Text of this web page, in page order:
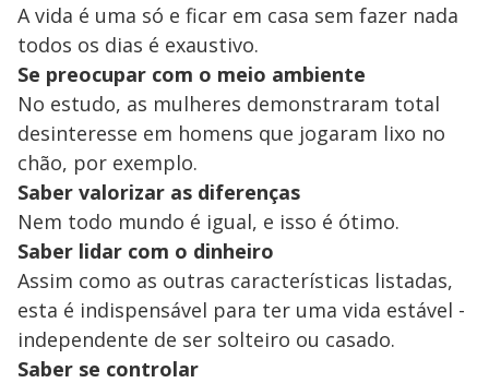
A vida é uma só e ficar em casa sem fazer nada
todos os dias é exaustivo.
Se preocupar com o meio ambiente
No estudo, as mulheres demonstraram total
desinteresse em homens que jogaram lixo no
chão, por exemplo.
Saber valorizar as diferenças
Nem todo mundo é igual, e isso é ótimo.
Saber lidar com o dinheiro
Assim como as outras características listadas,
esta é indispensável para ter uma vida estável -
independente de ser solteiro ou casado.
Saber se controlar